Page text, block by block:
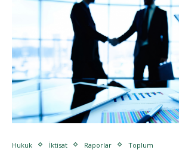
Hukuk İktisat Raporlar Toplum